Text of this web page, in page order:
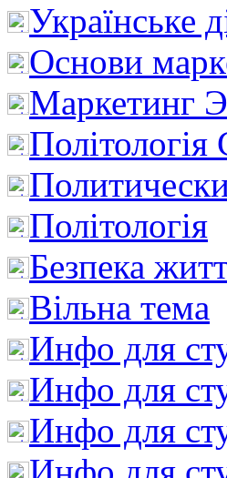
Українське
Основи
Маркетинг
Політологія
Безпека
Вільна тема
Инфо для
Инфо для
Инфо для